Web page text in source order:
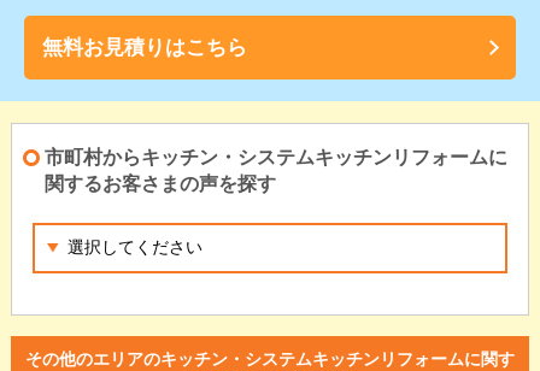
無料お見積りはこちら
市町村からキッチン・システムキッチンリフォームに
関するお客さまの声を探す
その他のエリアのキッチン・システムキッチンリフォームに関す